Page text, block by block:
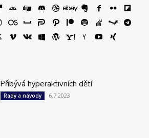
Přibývá hyperaktivních dětí
Rady a návody 6.7.2023